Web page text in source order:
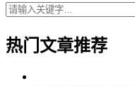
热门文章推荐